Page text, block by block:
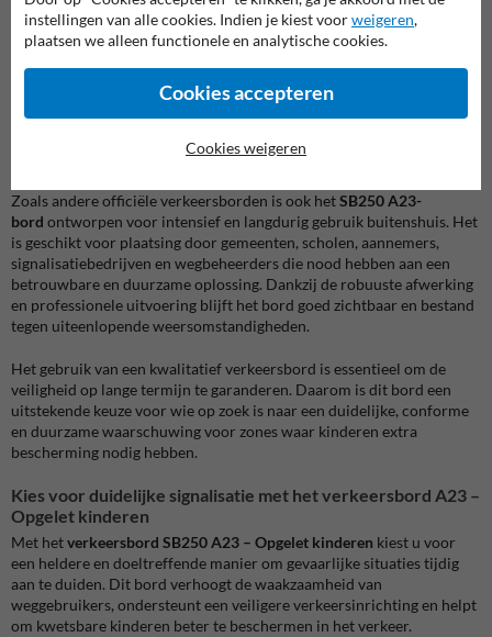
De plaatsing van een verkeersbord A23 helpt onder meer om:
bestuurders tijdig te waarschuwen voor een risicovolle zone
de verkeersveiligheid rond scholen en woonwijken te verbeteren
de zichtbaarheid van kinderen in het straatbeeld te ondersteunen
Zoals andere officiële verkeersborden is ook hetSB250 A23-
bord ontworpen voor intensief en langdurig gebruik buitenshuis. Het
is geschikt voor plaatsing door gemeenten, scholen, aannemers,
signalisatiebedrijven en wegbeheerders die nood hebben aan een
betrouwbare en duurzame oplossing. Dankzij de robuuste afwerking
en professionele uitvoering blijft het bord goed zichtbaar en bestand
tegen uiteenlopende weersomstandigheden.
Het gebruik van een kwalitatief verkeersbord is essentieel om de
veiligheid op lange termijn te garanderen. Daarom is dit bord een
uitstekende keuze voor wie op zoek is naar een duidelijke, conforme
en duurzame waarschuwing voor zones waar kinderen extra
bescherming nodig hebben.
Kies voor duidelijke signalisatie met het verkeersbord A23 –
Opgelet kinderen
Met hetverkeersbord SB250 A23 – Opgelet kinderen kiest u voor
een heldere en doeltreffende manier om gevaarlijke situaties tijdig
aan te duiden. Dit bord verhoogt de waakzaamheid van
weggebruikers, ondersteunt een veiligere verkeersinrichting en helpt
om kwetsbare kinderen beter te beschermen in het verkeer.
instellingen van alle cookies. Indien je kiest voorweigeren,
plaatsen we alleen functionele en analytische cookies.
Cookies accepteren
Cookies weigeren